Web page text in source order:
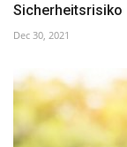
Sicherheitsrisiko
Dec 30, 2021